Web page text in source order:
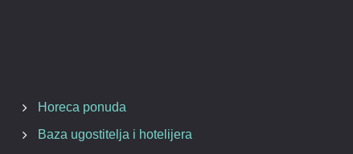
Horeca ponuda
Baza ugostitelja i hotelijera